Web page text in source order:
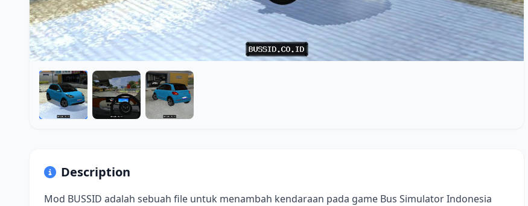
Description
Mod BUSSID adalah sebuah file untuk menambah kendaraan pada game Bus Simulator Indonesia